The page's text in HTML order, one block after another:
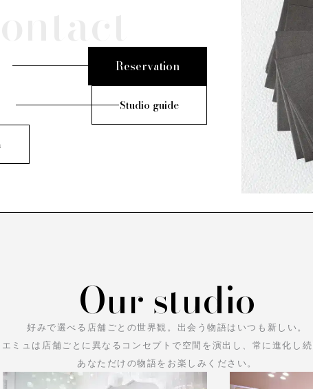
Reservation
Studio guide
Our studio
好みで選べる店舗ごとの世界観。 出会う物語はいつも新しい。
ミュは店舗ごとに異なるコンセプトで空間を演出し、常に進化し続
あなただけの物語をお楽しみください。